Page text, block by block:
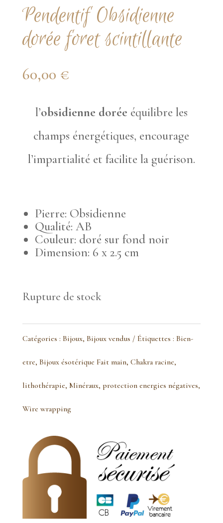
Pendentif Obsidienne
dorée foret scintillante
60,00 €
l’obsidienne dorée équilibre les
champs énergétiques, encourage
l’impartialité et facilite la guérison.
Pierre: Obsidienne
Qualité: AB
Couleur: doré sur fond noir
Dimension: 6 x 2.5 cm
Rupture de stock
Catégories : Bijoux, Bijoux vendus Étiquettes : Bien-
etre, Bijoux ésotérique Fait main, Chakra racine,
lithothérapie, Minéraux, protection energies négatives,
Wire wrapping